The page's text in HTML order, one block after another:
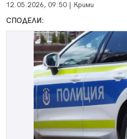
12.05.2026, 09:50 | Крими
СПОДЕЛИ: